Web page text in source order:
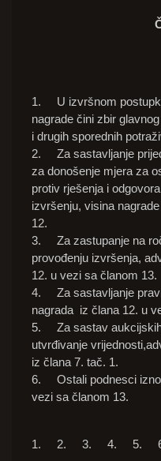
1. U izvršnom
nagrade čini zbir
i drugih sporednih
2. Za sastavljanje
za donošenje mjera za
protiv rješenja i
izvršenju, visina
12.
3. Za zastupanje na
provođenju izvršenja,
12. u vezi sa članom 13.
4. Za sastavljanje
nagrada iz člana 12. u
5. Za sastav aukcijskih
utvrđivanje
iz člana 7. tač. 1.
6. Ostali podnesci
vezi sa članom 13.
1. 2. 3. 4. 5.